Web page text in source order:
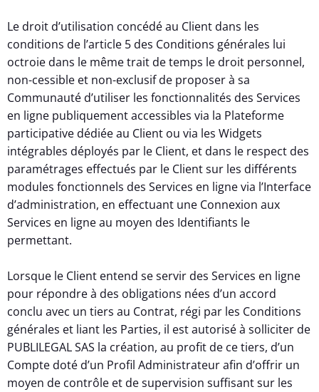
Le droit d’utilisation concédé au Client dans les
conditions de l’article 5 des Conditions générales lui
octroie dans le même trait de temps le droit personnel,
non-cessible et non-exclusif de proposer à sa
Communauté d’utiliser les fonctionnalités des Services
en ligne publiquement accessibles via la Plateforme
participative dédiée au Client ou via les Widgets
intégrables déployés par le Client, et dans le respect des
paramétrages effectués par le Client sur les différents
modules fonctionnels des Services en ligne via l’Interface
d’administration, en effectuant une Connexion aux
Services en ligne au moyen des Identifiants le
permettant.
Lorsque le Client entend se servir des Services en ligne
pour répondre à des obligations nées d’un accord
conclu avec un tiers au Contrat, régi par les Conditions
générales et liant les Parties, il est autorisé à solliciter de
PUBLILEGAL SAS la création, au profit de ce tiers, d’un
Compte doté d’un Profil Administrateur afin d’offrir un
moyen de contrôle et de supervision suffisant sur les